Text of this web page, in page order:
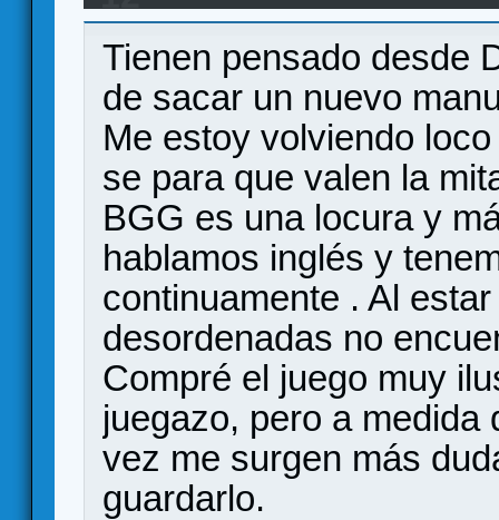
Tienen pensado desde
de sacar un nuevo
Me estoy volviendo
se para que valen la
BGG es una locura y
hablamos inglés y
continuamente . Al
desordenadas no
Compré el juego muy
juegazo, pero a
vez me surgen más
guardarlo.